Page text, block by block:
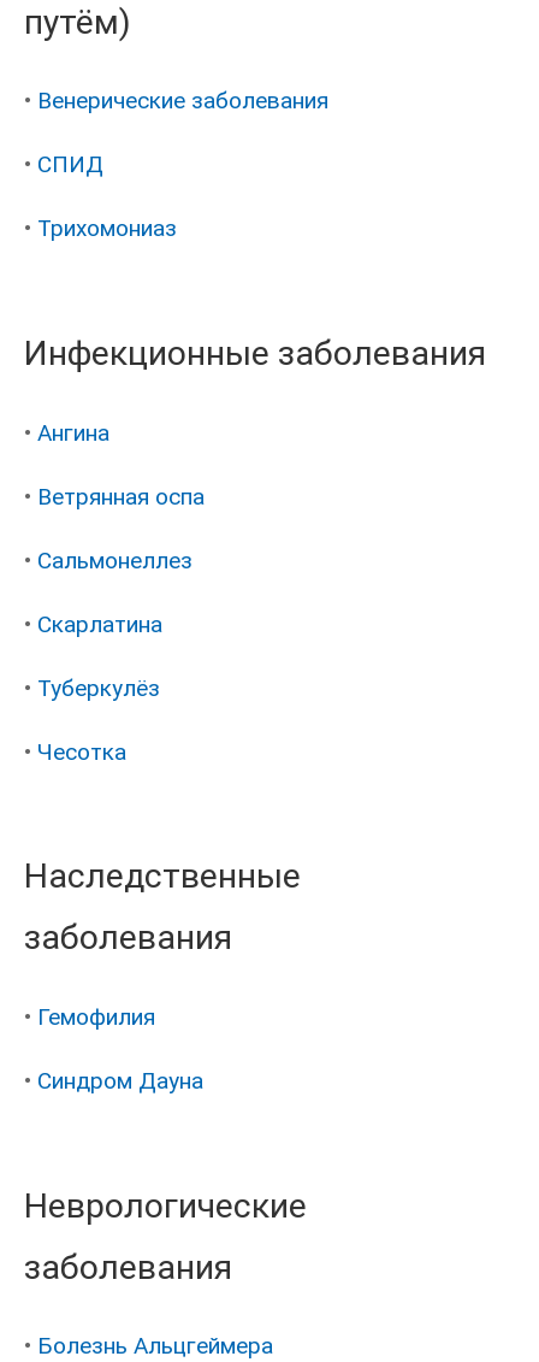
путём)
• Венерические заболевания
• СПИД
• Трихомониаз
Инфекционные заболевания
• Ангина
• Ветрянная оспа
• Сальмонеллез
• Скарлатина
• Туберкулёз
• Чесотка
Наследственные
заболевания
• Гемофилия
• Синдром Дауна
Неврологические
заболевания
• Болезнь Альцгеймера